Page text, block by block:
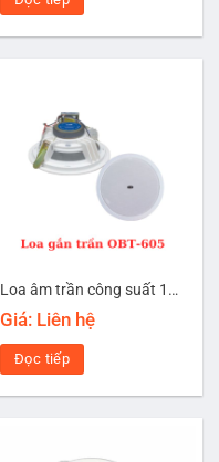
Loa âm trần công suất 10W OBT-605
Giá: Liên hệ
Đọc tiếp